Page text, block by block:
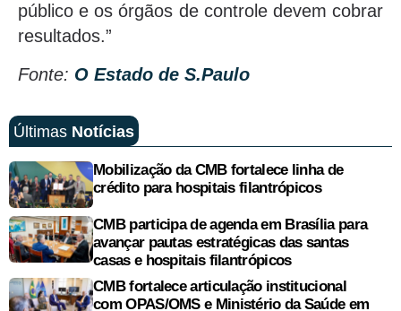
público e os órgãos de controle devem cobrar
resultados.”
Fonte: O Estado de S.Paulo
Últimas Notícias
Mobilização da CMB fortalece linha de
crédito para hospitais filantrópicos
CMB participa de agenda em Brasília para
avançar pautas estratégicas das santas
casas e hospitais filantrópicos
CMB fortalece articulação institucional
com OPAS/OMS e Ministério da Saúde em